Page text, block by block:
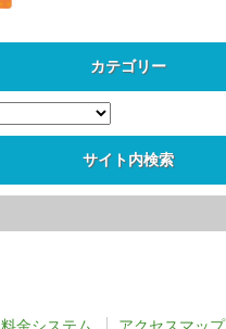
カテゴリー
サイト内検索
料金システム アクセスマップ